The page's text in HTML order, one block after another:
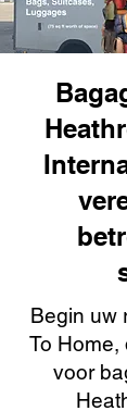
Begin uw
To Home,
voor